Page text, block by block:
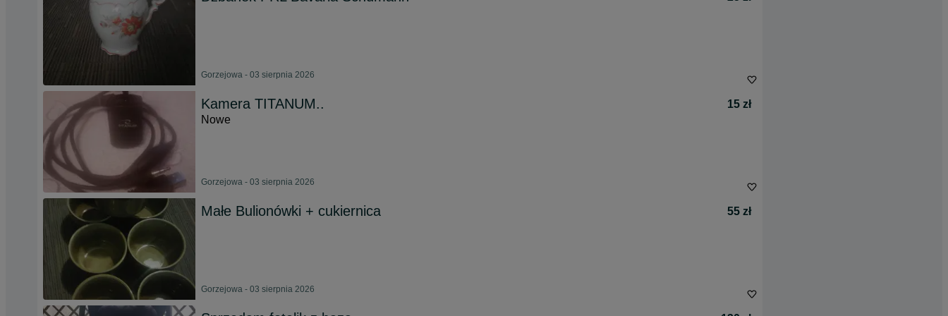
Gorzejowa - 03 sierpnia 2026
Kamera TITANUM..
15 zł
Nowe
Gorzejowa - 03 sierpnia 2026
Małe Bulionówki + cukiernica 55 zł
Gorzejowa - 03 sierpnia 2026